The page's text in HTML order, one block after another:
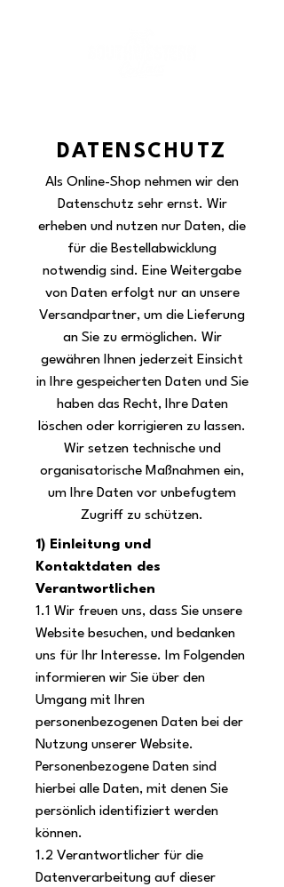
DATENSCHUTZ
Als Online-Shop nehmen wir den
Datenschutz sehr ernst. Wir
erheben und nutzen nur Daten, die
für die Bestellabwicklung
notwendig sind. Eine Weitergabe
von Daten erfolgt nur an unsere
Versandpartner, um die Lieferung
an Sie zu ermöglichen. Wir
gewähren Ihnen jederzeit Einsicht
in Ihre gespeicherten Daten und Sie
haben das Recht, Ihre Daten
löschen oder korrigieren zu lassen.
Wir setzen technische und
organisatorische Maßnahmen ein,
um Ihre Daten vor unbefugtem
Zugriff zu schützen.
1) Einleitung und
Kontaktdaten des
Verantwortlichen
1.1 Wir freuen uns, dass Sie unsere
Website besuchen, und bedanken
uns für Ihr Interesse. Im Folgenden
informieren wir Sie über den
Umgang mit Ihren
personenbezogenen Daten bei der
Nutzung unserer Website.
Personenbezogene Daten sind
hierbei alle Daten, mit denen Sie
persönlich identifiziert werden
können.
1.2 Verantwortlicher für die
Datenverarbeitung auf dieser